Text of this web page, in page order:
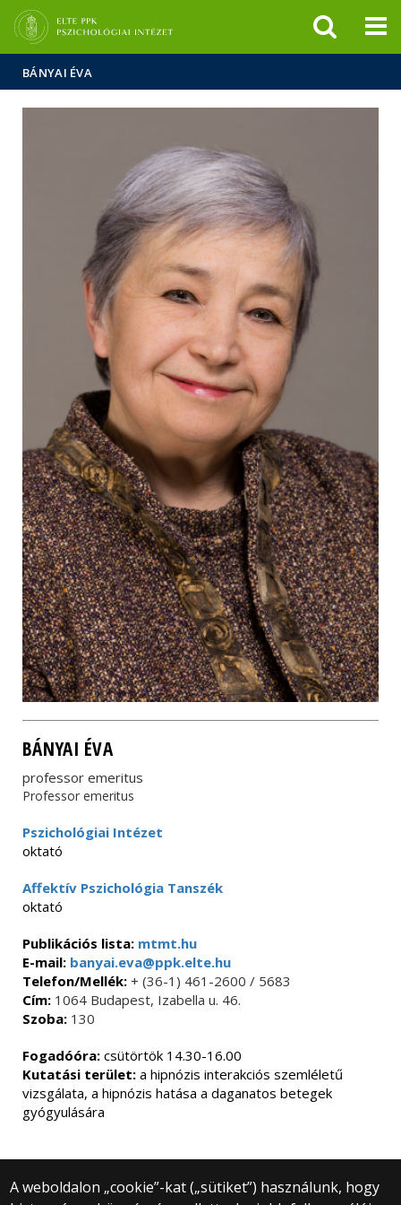
sajtóban
BÁNYAI ÉVA
BÁNYAI ÉVA
professor emeritus
Professor emeritus
Pszichológiai Intézet
oktató
Affektív Pszichológia Tanszék
oktató
Publikációs lista: mtmt.hu
E-mail: banyai.eva@ppk.elte.hu
Telefon/Mellék: + (36-1) 461-2600 / 5683
Cím: 1064 Budapest, Izabella u. 46.
Szoba: 130
Fogadóóra: csütörtök 14.30-16.00
Kutatási terület: a hipnózis interakciós szemléletű
vizsgálata, a hipnózis hatása a daganatos betegek
gyógyulására
A weboldalon „cookie”-kat („sütiket”) használunk, hogy